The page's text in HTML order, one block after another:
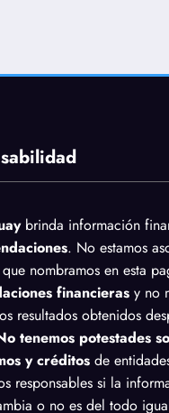
brinda información
. No estamos
nombramos en esta
financieras y no
resultados obtenidos
tenemos potestades
y créditos de
responsables si la
o no es del todo